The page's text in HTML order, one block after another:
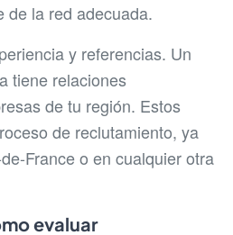
de la red adecuada.
y referencias. Un
tiene relaciones
de tu región. Estos
de reclutamiento, ya
France o en cualquier otra
evaluar